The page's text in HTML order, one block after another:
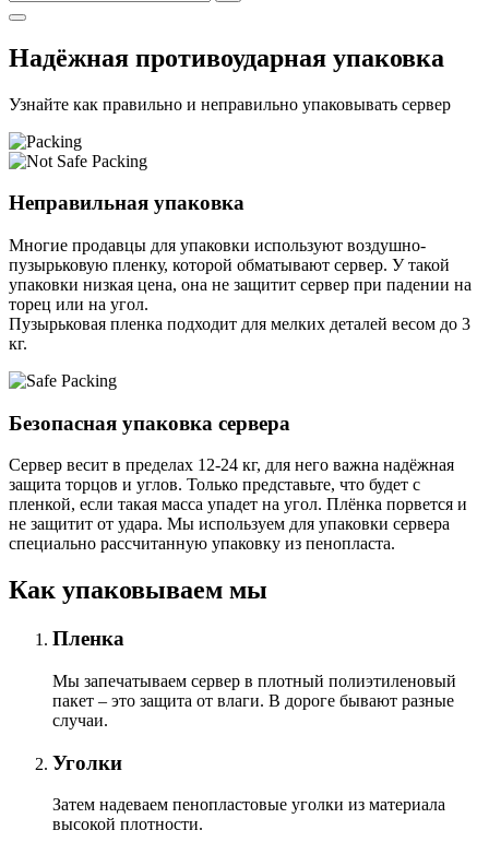
Надёжная противоударная упаковка
Узнайте как правильно и неправильно упаковывать сервер
Неправильная упаковка
Многие продавцы для упаковки используют воздушно-
пузырьковую пленку, которой обматывают сервер. У такой
упаковки низкая цена, она не защитит сервер при падении на
торец или на угол.
Пузырьковая пленка подходит для мелких деталей весом до 3
кг.
Безопасная упаковка сервера
Сервер весит в пределах 12-24 кг, для него важна надёжная
защита торцов и углов. Только представьте, что будет с
пленкой, если такая масса упадет на угол. Плёнка порвется и
не защитит от удара. Мы используем для упаковки сервера
специально расcчитанную упаковку из пенопласта.
Как упаковываем мы
Пленка
Мы запечатываем сервер в плотный полиэтиленовый
пакет – это защита от влаги. В дороге бывают разные
случаи.
Уголки
Затем надеваем пенопластовые уголки из материала
высокой плотности.